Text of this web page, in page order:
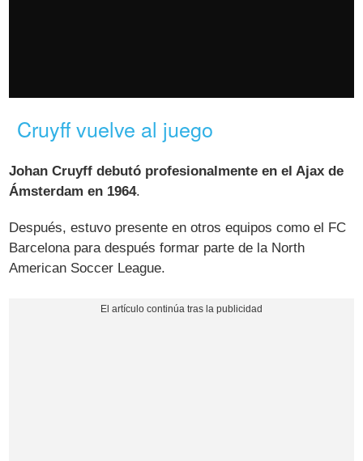
Cruyff vuelve al juego
Johan Cruyff debutó profesionalmente en el Ajax de
Ámsterdam en 1964.
Después, estuvo presente en otros equipos como el FC
Barcelona para después formar parte de la North
American Soccer League.